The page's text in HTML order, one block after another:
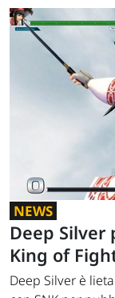
NEWS
Deep Silver
King of
Deep Silver è